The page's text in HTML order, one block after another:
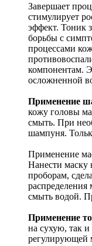
Завершает
стимулирует
эффект. Тоник
борьбы с
процессами
компонентам.
осложненной
Применение
кожу головы
смыть. При
шампуня.
Применение
Нанести
проборам,
смыть водой.
Применение
на сухую, так
регулирующей